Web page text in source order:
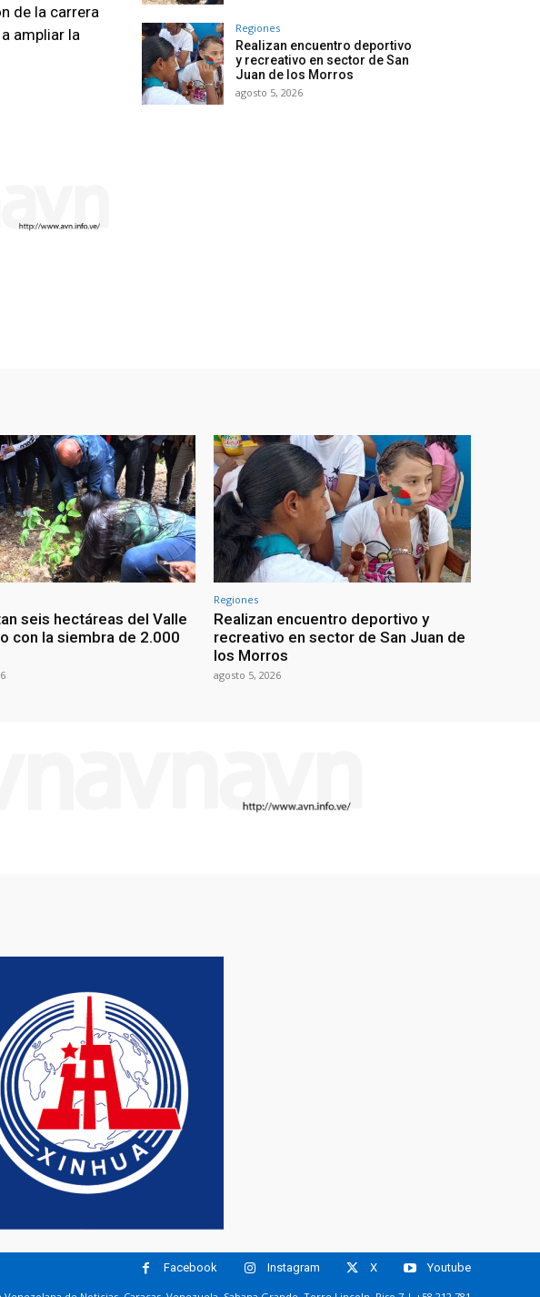
de la carrera
ampliar la
Regiones
Realizan encuentro deportivo
y recreativo en sector de San
Juan de los Morros
agosto 5, 2026
seis hectáreas del Valle
con la siembra de 2.000
Regiones
Realizan encuentro deportivo y
recreativo en sector de San Juan de
los Morros
agosto 5, 2026
Facebook Instagram X Youtube